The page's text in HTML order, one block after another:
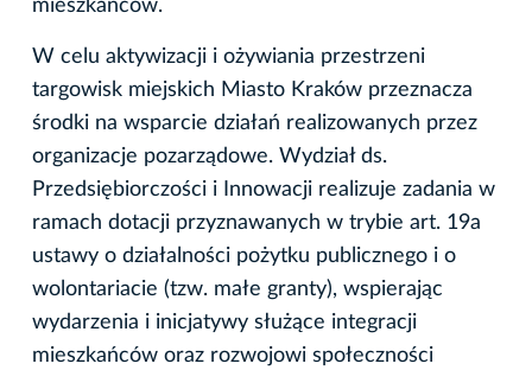
mieszkańców.
W celu aktywizacji i ożywiania przestrzeni
targowisk miejskich Miasto Kraków przeznacza
środki na wsparcie działań realizowanych przez
organizacje pozarządowe. Wydział ds.
Przedsiębiorczości i Innowacji realizuje zadania w
ramach dotacji przyznawanych w trybie art. 19a
ustawy o działalności pożytku publicznego i o
wolontariacie (tzw. małe granty), wspierając
wydarzenia i inicjatywy służące integracji
mieszkańców oraz rozwojowi społeczności